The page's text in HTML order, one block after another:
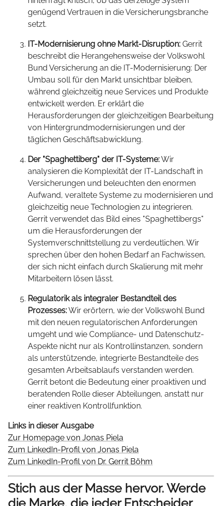
genügend Vertrauen in die Versicherungsbranche
setzt.
IT-Modernisierung ohne Markt-Disruption: Gerrit
beschreibt die Herangehensweise der Volkswohl
Bund Versicherung an die IT-Modernisierung: Der
Umbau soll für den Markt unsichtbar bleiben,
während gleichzeitig neue Services und Produkte
entwickelt werden. Er erklärt die
Herausforderungen der gleichzeitigen Bearbeitung
von Hintergrundmodernisierungen und der
täglichen Geschäftsabwicklung.
Der "Spaghettiberg" der IT-Systeme:Wir
analysieren die Komplexität der IT-Landschaft in
Versicherungen und beleuchten den enormen
Aufwand, veraltete Systeme zu modernisieren und
gleichzeitig neue Technologien zu integrieren.
Gerrit verwendet das Bild eines "Spaghettibergs"
um die Herausforderungen der
Systemverschnittstellung zu verdeutlichen. Wir
sprechen über den hohen Bedarf an Fachwissen,
der sich nicht einfach durch Skalierung mit mehr
Mitarbeitern lösen lässt.
Regulatorik als integraler Bestandteil des
Prozesses:Wir erörtern, wie der Volkswohl Bund
mit den neuen regulatorischen Anforderungen
umgeht und wie Compliance- und Datenschutz-
Aspekte nicht nur als Kontrollinstanzen, sondern
als unterstützende, integrierte Bestandteile des
gesamten Arbeitsablaufs verstanden werden.
Gerrit betont die Bedeutung einer proaktiven und
beratenden Rolle dieser Abteilungen, anstatt nur
einer reaktiven Kontrollfunktion.
Links in dieser Ausgabe
Zur Homepage von Jonas Piela
Zum LinkedIn-Profil von Jonas Piela
Zum LinkedIn-Profil von Dr. Gerrit Böhm
Stich aus der Masse hervor. Werde